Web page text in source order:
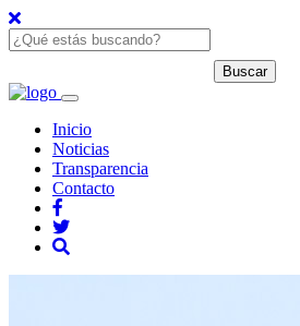
Inicio
Noticias
Transparencia
Contacto